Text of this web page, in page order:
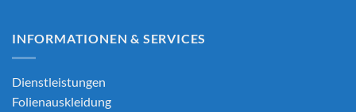
INFORMATIONEN & SERVICES
Dienstleistungen
Folienauskleidung